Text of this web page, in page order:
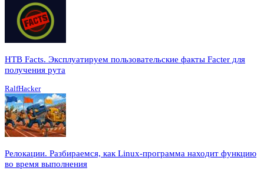
HTB Facts. Эксплуатируем пользовательские факты Facter для
получения рута
RalfHacker
Релокации. Разбираемся, как Linux-программа находит функцию
во время выполнения